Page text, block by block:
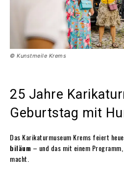
© Kunstmeile Krems
25 Jahre
Geburtstag mit
Das Karikaturmuseum Krems feiert
biläum – und das mit einem
macht.